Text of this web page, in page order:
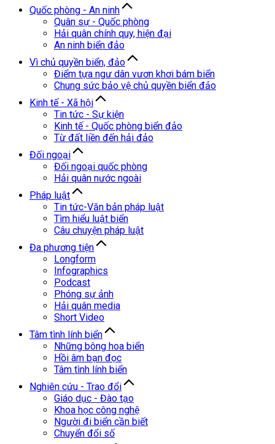
Quốc phòng - An ninh
Quân sự - Quốc phòng
Hải quân chính quy, hiện đại
An ninh biển đảo
Vì chủ quyền biển, đảo
Điểm tựa ngư dân vươn khơi bám biển
Chung sức bảo vệ chủ quyền biển đảo
Kinh tế - Xã hội
Tin tức - Sự kiện
Kinh tế - Quốc phòng biển đảo
Từ đất liền đến hải đảo
Đối ngoại
Đối ngoại quốc phòng
Hải quân nước ngoài
Pháp luật
Tin tức-Văn bản pháp luật
Tìm hiểu luật biển
Câu chuyện pháp luật
Đa phương tiện
Longform
Infographics
Podcast
Phóng sự ảnh
Hải quân media
Short Video
Tâm tình lính biển
Những bông hoa biển
Hồi âm bạn đọc
Tâm tình lính biển
Nghiên cứu - Trao đổi
Giáo dục - Đào tạo
Khoa học công nghệ
Người đi biển cần biết
Chuyển đổi số